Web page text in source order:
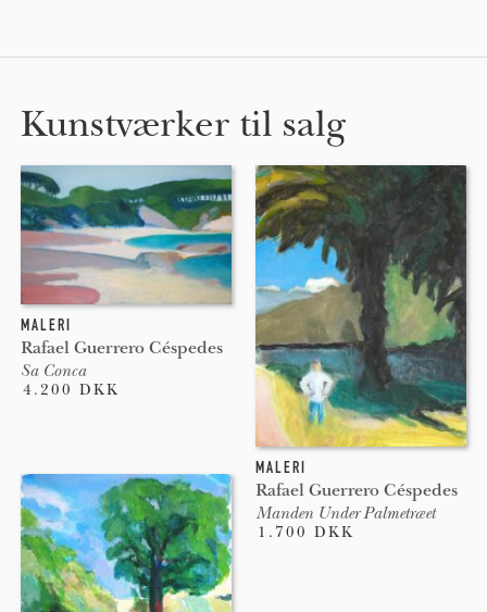
Kunstværker til salg
MALERI
Rafael Guerrero Céspedes
Sa Conca
4.200 DKK
MALERI
Rafael Guerrero Céspedes
Manden Under Palmetræet
1.700 DKK